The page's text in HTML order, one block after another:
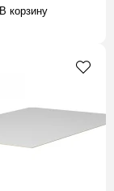
В корзину